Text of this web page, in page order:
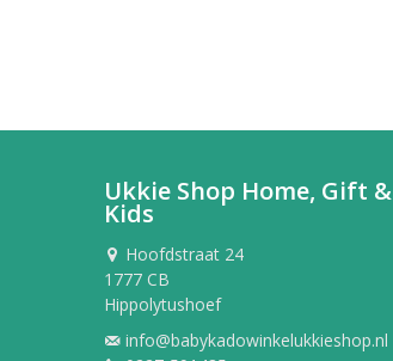
Ukkie Shop Home, Gift &
Kids
Hoofdstraat 24
1777 CB
Hippolytushoef
info@babykadowinkelukkieshop.nl